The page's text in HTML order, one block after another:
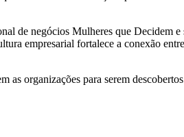
de negócios Mulheres que Decidem e
empresarial fortalece a conexão
as organizações para serem